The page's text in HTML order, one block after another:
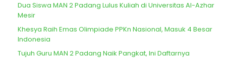
Dua Siswa MAN 2 Padang Lulus Kuliah di Universitas Al-Azhar
Mesir
Khesya Raih Emas Olimpiade PPKn Nasional, Masuk 4 Besar
Indonesia
Tujuh Guru MAN 2 Padang Naik Pangkat, Ini Daftarnya